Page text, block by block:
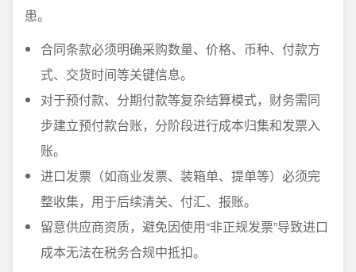
患。
合同条款必须明确采购数量、价格、币种、付款方
式、交货时间等关键信息。
对于预付款、分期付款等复杂结算模式，财务需同
步建立预付款台账，分阶段进行成本归集和发票入
账。
进口发票（如商业发票、装箱单、提单等）必须完
整收集，用于后续清关、付汇、报账。
留意供应商资质，避免因使用“非正规发票”导致进口
成本无法在税务合规中抵扣。